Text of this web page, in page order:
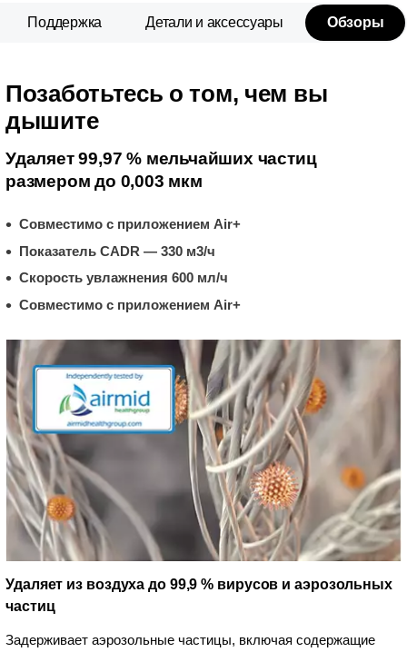
Поддержка Детали и аксессуары Обзоры
Позаботьтесь о том, чем вы
дышите
Удаляет 99,97 % мельчайших частиц
размером до 0,003 мкм
Совместимо с приложением Air+
Показатель CADR — 330 м3/ч
Скорость увлажнения 600 мл/ч
Совместимо с приложением Air+
Удаляет из воздуха до 99,9 % вирусов и аэрозольных
частиц
Задерживает аэрозольные частицы, включая содержащие